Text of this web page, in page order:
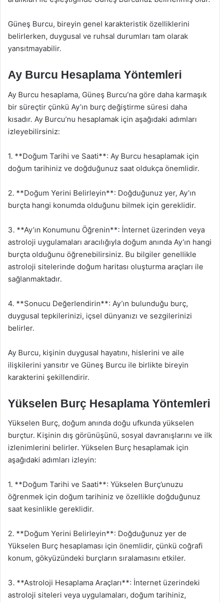
Güneş Burcu, bireyin genel karakteristik özelliklerini
belirlerken, duygusal ve ruhsal durumları tam olarak
yansıtmayabilir.
Ay Burcu Hesaplama Yöntemleri
Ay Burcu hesaplama, Güneş Burcu’na göre daha karmaşık
bir süreçtir çünkü Ay’ın burç değiştirme süresi daha
kısadır. Ay Burcu’nu hesaplamak için aşağıdaki adımları
izleyebilirsiniz:
1. **Doğum Tarihi ve Saati**: Ay Burcu hesaplamak için
doğum tarihiniz ve doğduğunuz saat oldukça önemlidir.
2. **Doğum Yerini Belirleyin**: Doğduğunuz yer, Ay’ın
burçta hangi konumda olduğunu bilmek için gereklidir.
3. **Ay’ın Konumunu Öğrenin**: İnternet üzerinden veya
astroloji uygulamaları aracılığıyla doğum anında Ay’ın hangi
burçta olduğunu öğrenebilirsiniz. Bu bilgiler genellikle
astroloji sitelerinde doğum haritası oluşturma araçları ile
sağlanmaktadır.
4. **Sonucu Değerlendirin**: Ay’ın bulunduğu burç,
duygusal tepkilerinizi, içsel dünyanızı ve sezgilerinizi
belirler.
Ay Burcu, kişinin duygusal hayatını, hislerini ve aile
ilişkilerini yansıtır ve Güneş Burcu ile birlikte bireyin
karakterini şekillendirir.
Yükselen Burç Hesaplama Yöntemleri
Yükselen Burç, doğum anında doğu ufkunda yükselen
burçtur. Kişinin dış görünüşünü, sosyal davranışlarını ve ilk
izlenimlerini belirler. Yükselen Burç hesaplamak için
aşağıdaki adımları izleyin:
1. **Doğum Tarihi ve Saati**: Yükselen Burç’unuzu
öğrenmek için doğum tarihiniz ve özellikle doğduğunuz
saat kesinlikle gereklidir.
2. **Doğum Yerini Belirleyin**: Doğduğunuz yer de
Yükselen Burç hesaplaması için önemlidir, çünkü coğrafi
konum, gökyüzündeki burçların sıralamasını etkiler.
3. **Astroloji Hesaplama Araçları**: İnternet üzerindeki
astroloji siteleri veya uygulamaları, doğum tarihiniz,